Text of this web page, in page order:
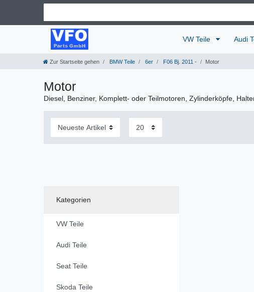
VW Teile Audi
Zur Startseite gehen BMW Teile 6er F06 Bj. 2011 - Motor
Motor
Diesel, Benziner, Komplett- oder Teilmotoren, Zylinderköpfe,
Kategorien
VW Teile
Audi Teile
Seat Teile
Skoda Teile